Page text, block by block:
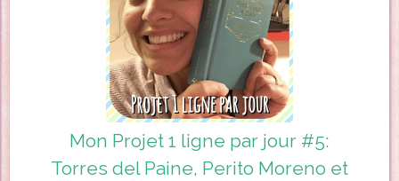
Mon Projet 1 ligne par jour #5:
Torres del Paine, Perito Moreno et